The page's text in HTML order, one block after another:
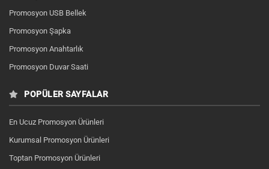
Promosyon USB Bellek
Promosyon Şapka
Promosyon Anahtarlık
Promosyon Duvar Saati
POPÜLER SAYFALAR
En Ucuz Promosyon Ürünleri
Kurumsal Promosyon Ürünleri
Toptan Promosyon Ürünleri